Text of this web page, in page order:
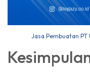
Jasa Pembuatan PT